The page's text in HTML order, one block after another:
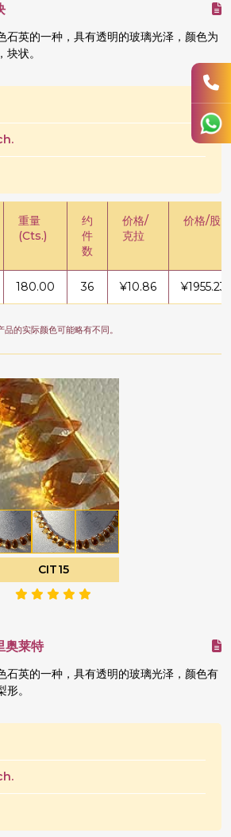
石英的一种，具有透明的玻璃光泽，颜色为
状。
重量
(Cts.)
约
件
数
价格/
克拉
价格/股
180.00 36 ¥10.86 ¥1955.23
的实际颜色可能略有不同。
CIT15
奥莱特
石英的一种，具有透明的玻璃光泽，颜色有
。